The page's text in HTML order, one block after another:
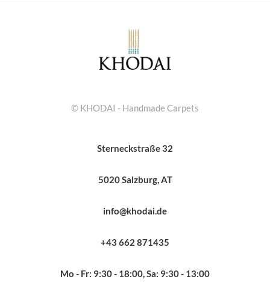
© KHODAI - Handmade Carpets
Sterneckstraße 32
5020 Salzburg, AT
info@khodai.de
+43 662 871435
Mo - Fr: 9:30 - 18:00, Sa: 9:30 - 13:00